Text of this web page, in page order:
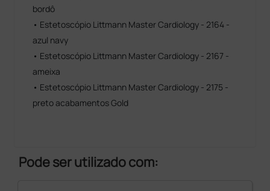
bordô
• Estetoscópio Littmann Master Cardiology - 2164 -
azul navy
• Estetoscópio Littmann Master Cardiology - 2167 -
ameixa
• Estetoscópio Littmann Master Cardiology - 2175 -
preto acabamentos Gold
Pode ser utilizado com: